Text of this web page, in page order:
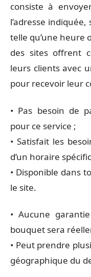
consiste à
l’adresse
telle qu’une heure
des sites offrent
leurs clients avec
pour recevoir leur
• Pas besoin de
pour ce service ;
• Satisfait les
d’un horaire
• Disponible dans
le site.
• Aucune
bouquet sera
• Peut prendre
géographique du